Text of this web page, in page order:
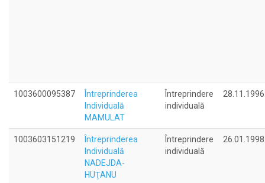
1003600095387
Întreprinderea
Individuală
MAMULAT
Întreprindere
individuală
28.11.1996
1003603151219
Întreprinderea
Individuală
NADEJDA-
HUŢANU
Întreprindere
individuală
26.01.1998